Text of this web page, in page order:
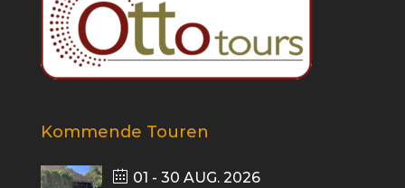
Kommende Touren
01 - 30 AUG. 2026